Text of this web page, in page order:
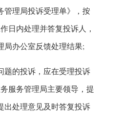
管理局投诉受理单》，按
日内处理并答复投诉人，
局办公室反馈处理结果;
题的投诉，应在受理投诉
服务管理局主要领导，提
出处理意见及时答复投诉